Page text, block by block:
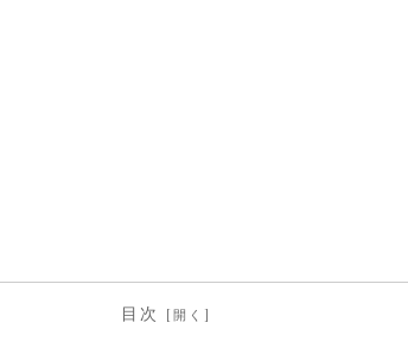
目次